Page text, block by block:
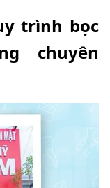
trình bọc
chuyên